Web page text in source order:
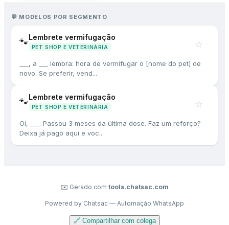
💬 MODELOS POR SEGMENTO
🐾Lembrete vermifugação
PET SHOP E VETERINÁRIA ☆
___, a ___ lembra: hora de vermifugar o [nome do pet] de
novo. Se preferir, vend...
🐾Lembrete vermifugação
PET SHOP E VETERINÁRIA ☆
Oi, ___. Passou 3 meses da última dose. Faz um reforço?
Deixa já pago aqui e voc...
✉️ Gerado com tools.chatsac.com
Powered by Chatsac — Automação WhatsApp
🔗 Compartilhar com colega